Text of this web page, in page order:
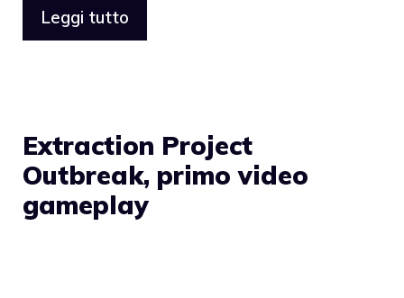
Leggi tutto
Extraction Project
Outbreak, primo video
gameplay